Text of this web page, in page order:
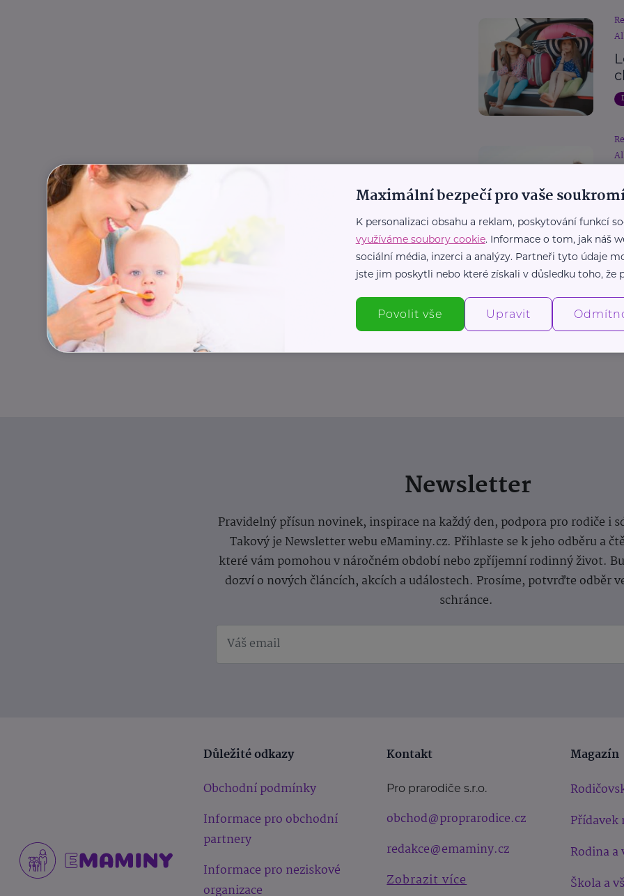
Newsletter
Pravidelný přísun novinek, inspirace na každý den, podpora pro rodiče i
Takový je Newsletter webu eMaminy.cz. Přihlaste se k jeho odběru a
které vám pomohou v náročném období nebo zpříjemní rodinný život.
dozví o nových článcích, akcích a událostech. Prosíme, potvrďte odběr
schránce.
Důležité odkazy
Obchodní podmínky
Informace pro obchodní
partnery
Informace pro neziskové
organizace
Kontakt
Pro prarodiče s.r.o.
obchod@proprarodice.cz
redakce@emaminy.cz
Zobrazit více
Magazín
Přídavek
Rodina a
Škola a
Maximální bezpečí pro vaše
K personalizaci obsahu a reklam, poskytování funkcí
využíváme soubory cookie. Informace o tom, jak náš
sociální média, inzerci a analýzy. Partneři tyto údaje
jste jim poskytli nebo které získali v důsledku toho, že
Povolit vše Upravit